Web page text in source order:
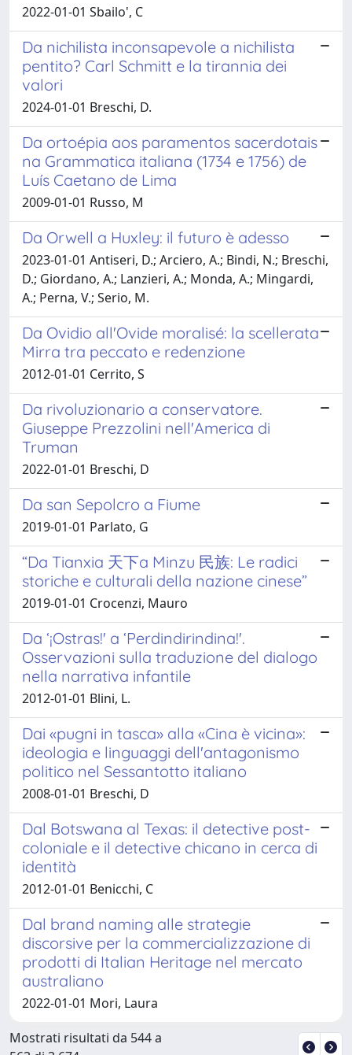
2022-01-01 Sbailo', C
Da nichilista inconsapevole a nichilista
pentito? Carl Schmitt e la tirannia dei
valori
2024-01-01 Breschi, D.
Da ortoépia aos paramentos sacerdotais
na Grammatica italiana (1734 e 1756) de
Luís Caetano de Lima
2009-01-01 Russo, M
Da Orwell a Huxley: il futuro è adesso
2023-01-01 Antiseri, D.; Arciero, A.; Bindi, N.; Breschi,
D.; Giordano, A.; Lanzieri, A.; Monda, A.; Mingardi,
A.; Perna, V.; Serio, M.
Da Ovidio all'Ovide moralisé: la scellerata
Mirra tra peccato e redenzione
2012-01-01 Cerrito, S
Da rivoluzionario a conservatore.
Giuseppe Prezzolini nell'America di
Truman
2022-01-01 Breschi, D
Da san Sepolcro a Fiume
2019-01-01 Parlato, G
“Da Tianxia 天下a Minzu 民族: Le radici
storiche e culturali della nazione cinese”
2019-01-01 Crocenzi, Mauro
Da ‘¡Ostras!' a ‘Perdindirindina!'.
Osservazioni sulla traduzione del dialogo
nella narrativa infantile
2012-01-01 Blini, L.
Dai «pugni in tasca» alla «Cina è vicina»:
ideologia e linguaggi dell'antagonismo
politico nel Sessantotto italiano
2008-01-01 Breschi, D
Dal Botswana al Texas: il detective post-
coloniale e il detective chicano in cerca di
identità
2012-01-01 Benicchi, C
Dal brand naming alle strategie
discorsive per la commercializzazione di
prodotti di Italian Heritage nel mercato
australiano
2022-01-01 Mori, Laura
Mostrati risultati da 544 a